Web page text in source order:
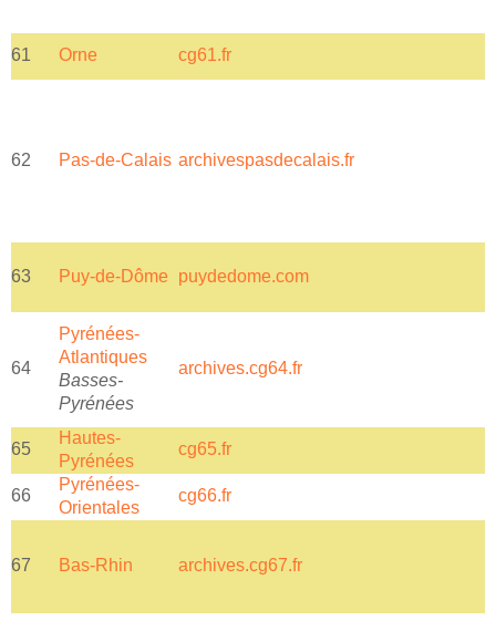
61 Orne cg61.fr
62 Pas-de-Calais archivespasdecalais.fr
63 Puy-de-Dôme puydedome.com
64
Pyrénées-
Atlantiques
Basses-
Pyrénées
archives.cg64.fr
65
Hautes-
Pyrénées
cg65.fr
66
Pyrénées-
Orientales
cg66.fr
67 Bas-Rhin archives.cg67.fr